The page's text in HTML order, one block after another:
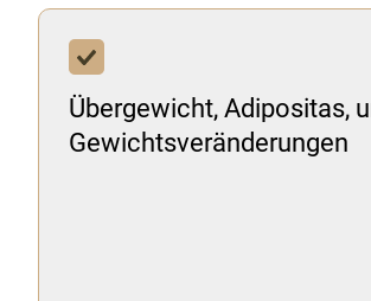
Übergewicht, Adipositas,
Gewichtsveränderungen